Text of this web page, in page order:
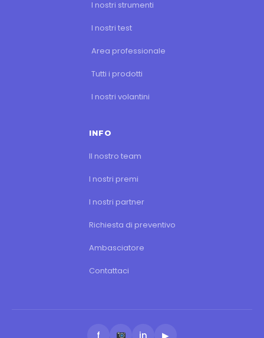
I nostri strumenti
I nostri test
Area professionale
Tutti i prodotti
I nostri volantini
INFO
Il nostro team
I nostri premi
I nostri partner
Richiesta di preventivo
Ambasciatore
Contattaci
f in ▶